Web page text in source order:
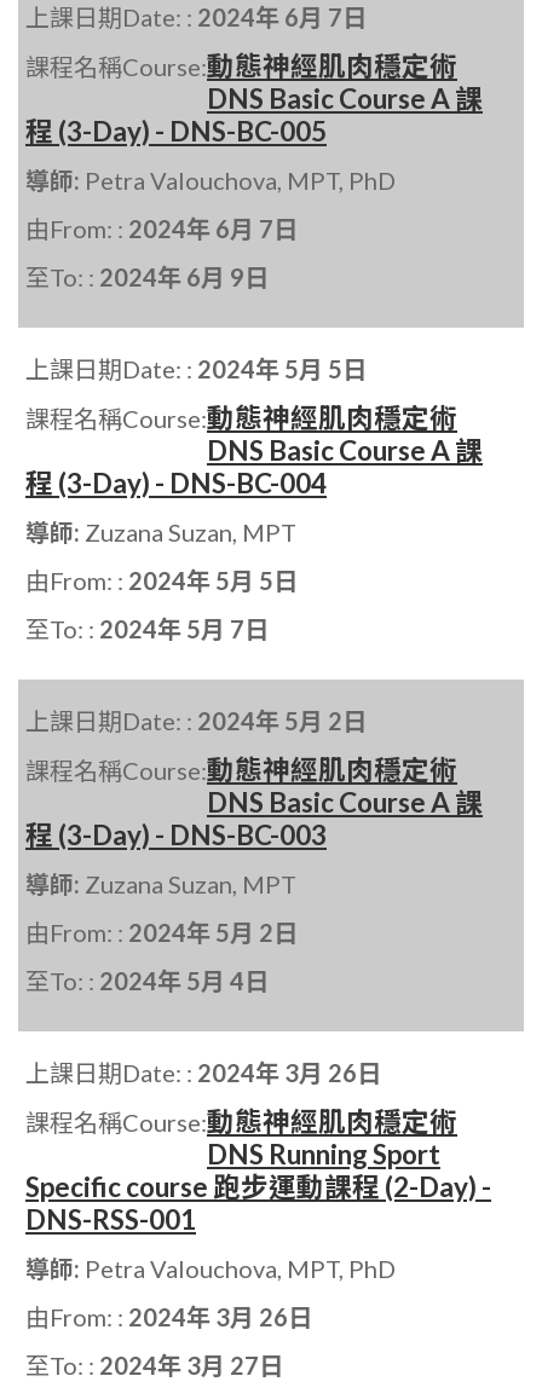
上課日期Date: : 2024年 6月 7日
課程名稱Course:動態神經肌肉穩定術
DNS Basic Course A 課
程 (3-Day) - DNS-BC-005
導師: Petra Valouchova, MPT, PhD
由From: : 2024年 6月 7日
至To: : 2024年 6月 9日
上課日期Date: : 2024年 5月 5日
課程名稱Course:動態神經肌肉穩定術
DNS Basic Course A 課
程 (3-Day) - DNS-BC-004
導師: Zuzana Suzan, MPT
由From: : 2024年 5月 5日
至To: : 2024年 5月 7日
上課日期Date: : 2024年 5月 2日
課程名稱Course:動態神經肌肉穩定術
DNS Basic Course A 課
程 (3-Day) - DNS-BC-003
導師: Zuzana Suzan, MPT
由From: : 2024年 5月 2日
至To: : 2024年 5月 4日
上課日期Date: : 2024年 3月 26日
課程名稱Course:動態神經肌肉穩定術
DNS Running Sport
Specific course 跑步運動課程 (2-Day) -
DNS-RSS-001
導師: Petra Valouchova, MPT, PhD
由From: : 2024年 3月 26日
至To: : 2024年 3月 27日